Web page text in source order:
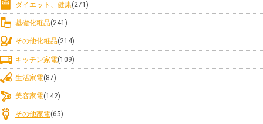
ダイエット、健康(271)
基礎化粧品(241)
その他化粧品(214)
キッチン家電(109)
生活家電(87)
美容家電(142)
その他家電(65)